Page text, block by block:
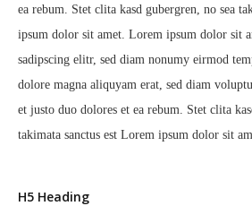
ea rebum. Stet clita kasd gubergren, no sea
ipsum dolor sit amet. Lorem ipsum dolor sit
sadipscing elitr, sed diam nonumy eirmod
dolore magna aliquyam erat, sed diam
et justo duo dolores et ea rebum. Stet clita
takimata sanctus est Lorem ipsum dolor sit
H5 Heading